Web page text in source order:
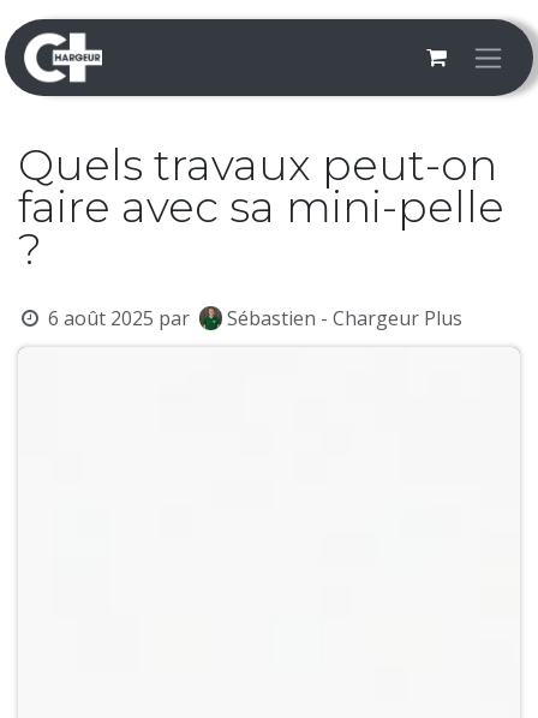
Se rendre au contenu
Quels travaux peut-on
faire avec sa mini-pelle
?
6 août 2025 par Sébastien - Chargeur Plus